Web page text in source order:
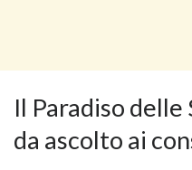
Il Paradiso
da ascolto ai